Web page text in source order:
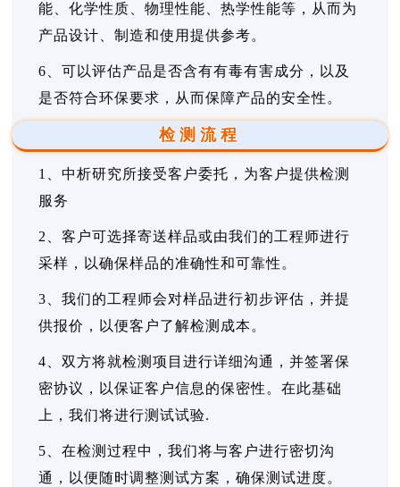
能、化学性质、物理性能、热学性能等，从而为
产品设计、制造和使用提供参考。
6、可以评估产品是否含有有毒有害成分，以及
是否符合环保要求，从而保障产品的安全性。
检测流程
1、中析研究所接受客户委托，为客户提供检测
服务
2、客户可选择寄送样品或由我们的工程师进行
采样，以确保样品的准确性和可靠性。
3、我们的工程师会对样品进行初步评估，并提
供报价，以便客户了解检测成本。
4、双方将就检测项目进行详细沟通，并签署保
密协议，以保证客户信息的保密性。在此基础
上，我们将进行测试试验.
5、在检测过程中，我们将与客户进行密切沟
通，以便随时调整测试方案，确保测试进度。